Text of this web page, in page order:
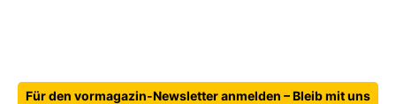
Für den vormagazin-Newsletter anmelden – Bleib mit uns